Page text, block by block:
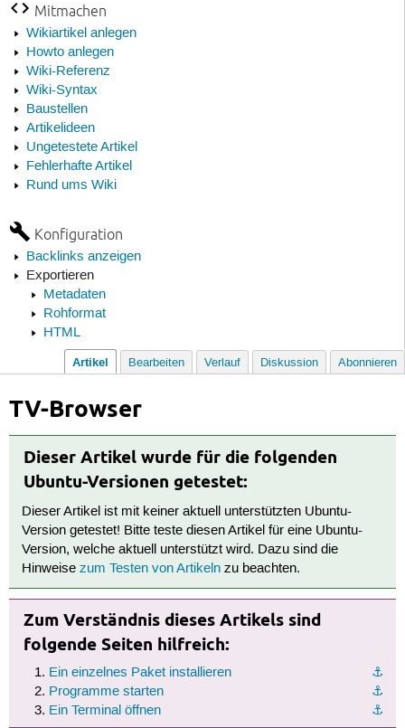
Mitmachen
Wikiartikel anlegen
Howto anlegen
Wiki-Referenz
Wiki-Syntax
Baustellen
Artikelideen
Ungetestete Artikel
Fehlerhafte Artikel
Rund ums Wiki
Konfiguration
Backlinks anzeigen
Exportieren
Metadaten
Rohformat
HTML
Artikel Bearbeiten Verlauf Diskussion Abonnieren
TV-Browser
Dieser Artikel wurde für die folgenden
Ubuntu-Versionen getestet:
Dieser Artikel ist mit keiner aktuell unterstützten Ubuntu-
Version getestet! Bitte teste diesen Artikel für eine Ubuntu-
Version, welche aktuell unterstützt wird. Dazu sind die
Hinweisezum Testen von Artikeln zu beachten.
Zum Verständnis dieses Artikels sind
folgende Seiten hilfreich:
⚓︎
Ein einzelnes Paket installieren
⚓︎
Programme starten
⚓︎
Ein Terminal öffnen